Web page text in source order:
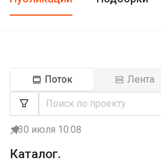
Поток Лента
30 июля 10:08
Каталог.